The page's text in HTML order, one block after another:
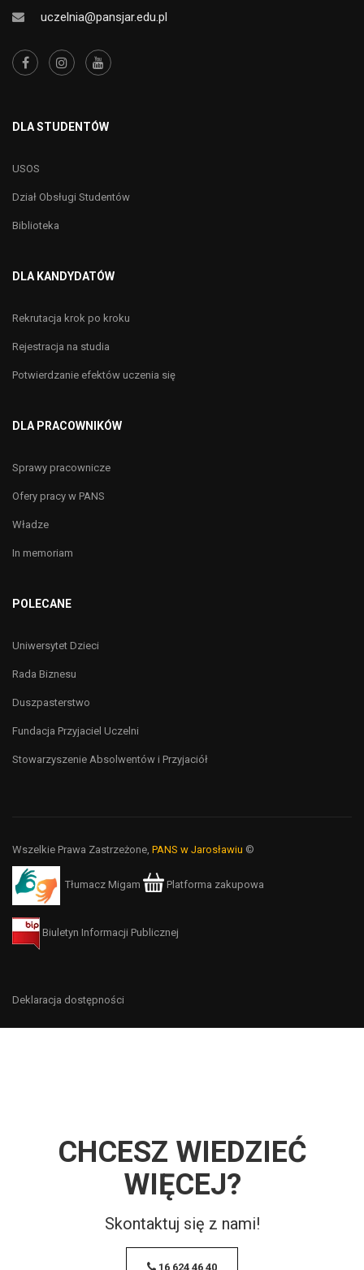
uczelnia@pansjar.edu.pl
DLA STUDENTÓW
USOS
Dział Obsługi Studentów
Biblioteka
DLA KANDYDATÓW
Rekrutacja krok po kroku
Rejestracja na studia
Potwierdzanie efektów uczenia się
DLA PRACOWNIKÓW
Sprawy pracownicze
Ofery pracy w PANS
Władze
In memoriam
POLECANE
Uniwersytet Dzieci
Rada Biznesu
Duszpasterstwo
Fundacja Przyjaciel Uczelni
Stowarzyszenie Absolwentów i Przyjaciół
Wszelkie Prawa Zastrzeżone, PANS w Jarosławiu ©
Tłumacz Migam Platforma zakupowa
Biuletyn Informacji Publicznej
Deklaracja dostępności
CHCESZ WIEDZIEĆ
WIĘCEJ?
Skontaktuj się z nami!
16 624 46 40